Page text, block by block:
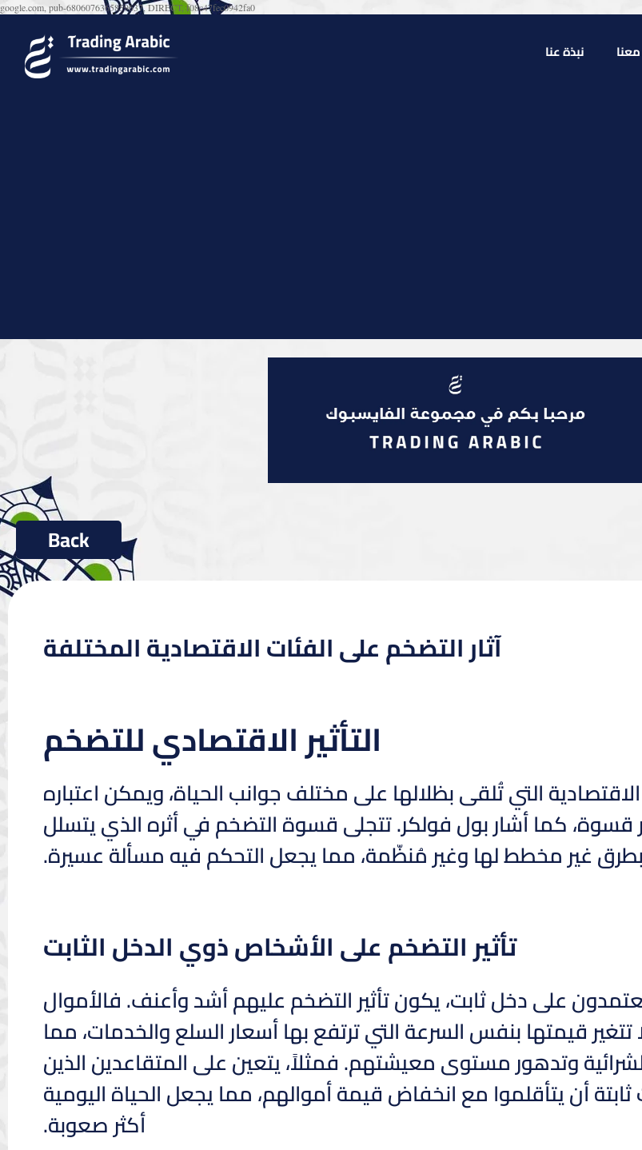
google.com, pub-6806076365859637, DIRECT, f08c47fec0942fa0
نبذة عنا
آثار التضخم على الفئات الاقتصادية المختلفة
التأثير الاقتصادي للتضخم
التي تُلقى بظلالها على مختلف جوانب الحياة، ويمكن اعتباره
قسوة، كما أشار بول فولكر. تتجلى قسوة التضخم في أثره الذي يتسلل
غير مخطط لها وغير مُنظّمة، مما يجعل التحكم فيه مسألة عسيرة.
تأثير التضخم على الأشخاص ذوي الدخل الثابت
على دخل ثابت، يكون تأثير التضخم عليهم أشد وأعنف. فالأموال
تتغير قيمتها بنفس السرعة التي ترتفع بها أسعار السلع والخدمات، مما
وتدهور مستوى معيشتهم. فمثلاً، يتعين على المتقاعدين الذين
أن يتأقلموا مع انخفاض قيمة أموالهم، مما يجعل الحياة اليومية
أكثر صعوبة.